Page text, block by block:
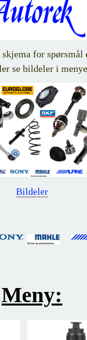
skjema for spørsmål
se bildeler i
Bildeler
Meny: